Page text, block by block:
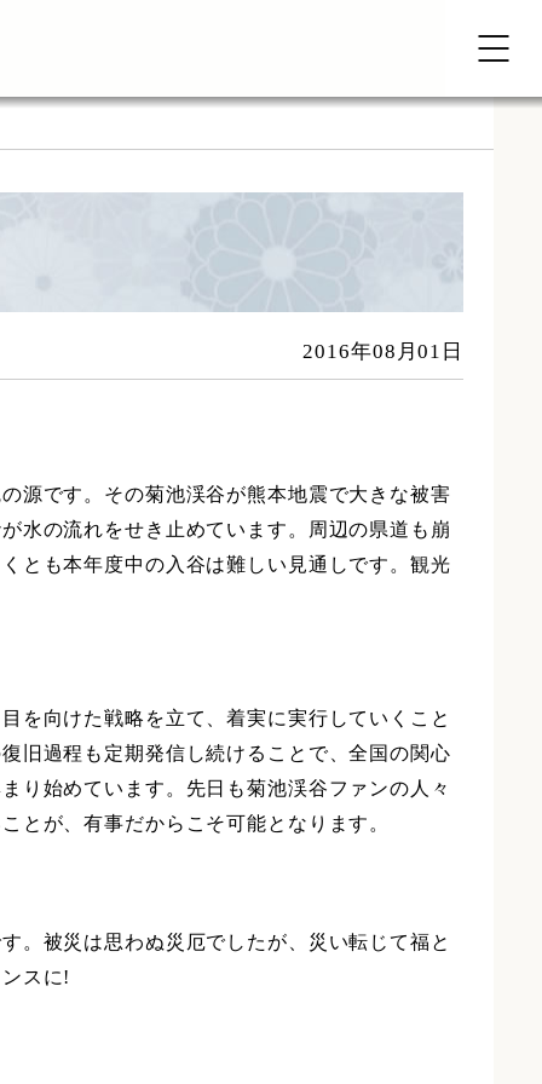
2016年08月01日
源です。その菊池渓谷が熊本地震で大きな被害
水の流れをせき止めています。周辺の県道も崩
とも本年度中の入谷は難しい見通しです。観光
を向けた戦略を立て、着実に実行していくこと
旧過程も定期発信し続けることで、全国の関心
り始めています。先日も菊池渓谷ファンの人々
とが、有事だからこそ可能となります。
。被災は思わぬ災厄でしたが、災い転じて福と
スに!